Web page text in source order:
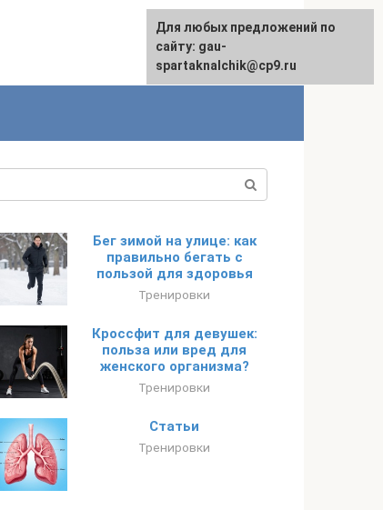
Бег зимой на улице: как
правильно бегать с
пользой для здоровья
Тренировки
Кроссфит для девушек:
польза или вред для
женского организма?
Тренировки
Статьи
Тренировки
Для любых предложений по
сайту: gau-
spartaknalchik@cp9.ru